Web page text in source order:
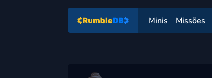
Minis Missões